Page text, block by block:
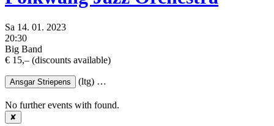
Sa 14. 01. 2023
20:30
Big Band
€ 15,– (discounts available)
Ansgar Striepens (ltg) …
No further events with found.
✘